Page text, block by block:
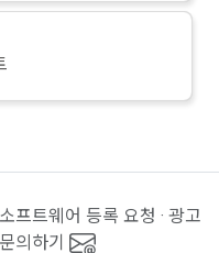
소프트웨어 등록 요청 · 광고
문의하기